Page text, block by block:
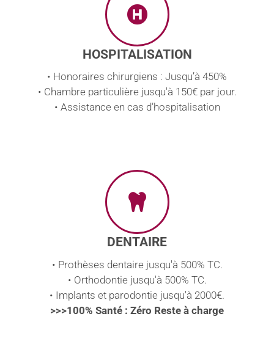
HOSPITALISATION
• Honoraires chirurgiens : Jusqu’à 450%
• Chambre particulière jusqu'à 150€ par jour.
• Assistance en cas d’hospitalisation
DENTAIRE
• Prothèses dentaire jusqu'à 500% TC.
• Orthodontie jusqu'à 500% TC.
• Implants et parodontie jusqu'à 2000€.
>>>100% Santé : Zéro Reste à charge